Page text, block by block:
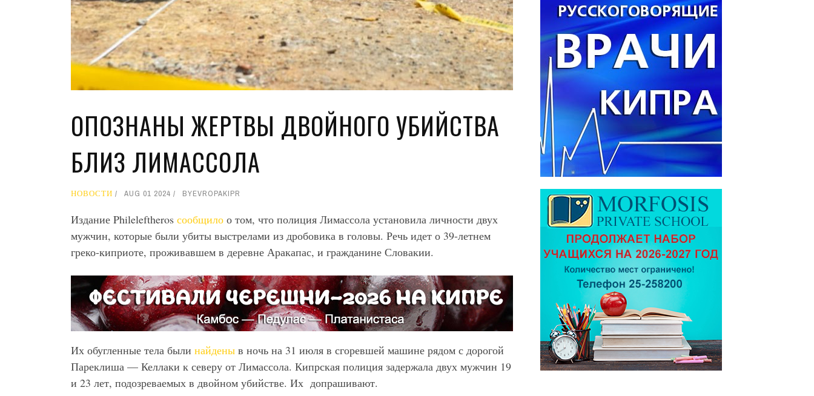
ОПОЗНАНЫ ЖЕРТВЫ ДВОЙНОГО УБИЙСТВА
БЛИЗ ЛИМАССОЛА
НОВОСТИ AUG 01 2024 BYEVROPAKIPR
Издание Phileleftheros сообщило о том, что полиция Лимассола установила личности двух
мужчин, которые были убиты выстрелами из дробовика в головы. Речь идет о 39-летнем
греко-киприоте, проживавшем в деревне Аракапас, и гражданине Словакии.
Их обугленные тела были найдены в ночь на 31 июля в сгоревшей машине рядом с дорогой
Пареклиша — Келлаки к северу от Лимассола. Кипрская полиция задержала двух мужчин 19
и 23 лет, подозреваемых в двойном убийстве. Их допрашивают.